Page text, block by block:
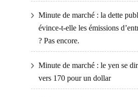
Minute de marché : la dette
évince-t-elle les émissions
? Pas encore.
Minute de marché : le yen se
vers 170 pour un dollar